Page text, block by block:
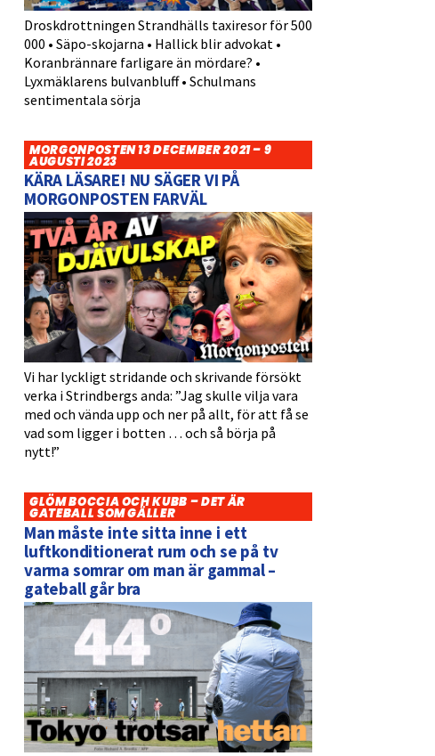
Droskdrottningen Strandhälls taxiresor för 500
000 • Säpo-skojarna • Hallick blir advokat •
Koranbrännare farligare än mördare? •
Lyxmäklarens bulvanbluff • Schulmans
sentimentala sörja
MORGONPOSTEN 13 DECEMBER 2021 – 9
AUGUSTI 2023
KÄRA LÄSARE! NU SÄGER VI PÅ
MORGONPOSTEN FARVÄL
Vi har lyckligt stridande och skrivande försökt
verka i Strindbergs anda: ”Jag skulle vilja vara
med och vända upp och ner på allt, för att få se
vad som ligger i botten … och så börja på
nytt!”
GLÖM BOCCIA OCH KUBB – DET ÄR
GATEBALL SOM GÄLLER
Man måste inte sitta inne i ett
luftkonditionerat rum och se på tv
varma somrar om man är gammal –
gateball går bra